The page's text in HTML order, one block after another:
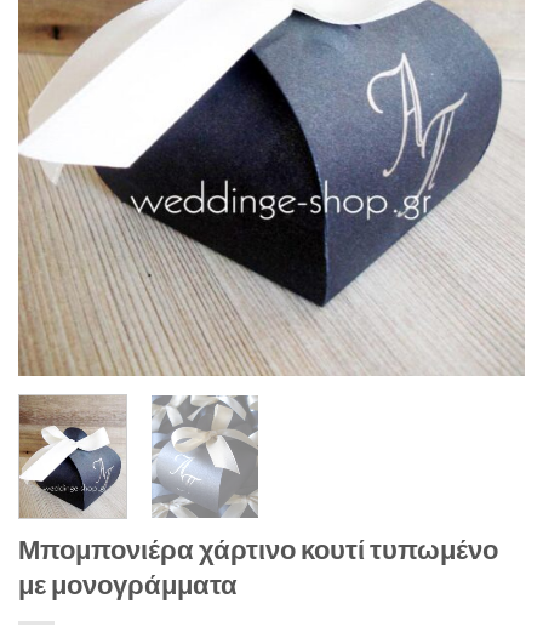
Μπομπονιέρα χάρτινο κουτί τυπωμένο
με μονογράμματα